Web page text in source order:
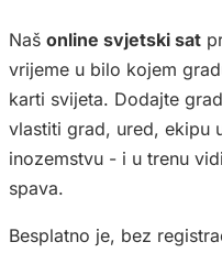
Naš online svjetski sat
vrijeme u bilo kojem
karti svijeta. Dodajte
vlastiti grad, ured, ekipu
inozemstvu - i u trenu
spava.
Besplatno je, bez